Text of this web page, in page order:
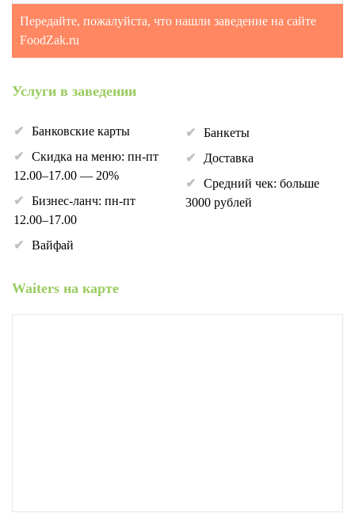
Передайте, пожалуйста, что нашли заведение на сайте
FoodZak.ru
Услуги в заведении
Банковские карты
Скидка на меню: пн-пт
12.00–17.00 — 20%
Бизнес-ланч: пн-пт
12.00–17.00
Вайфай
Банкеты
Доставка
Средний чек: больше
3000 рублей
Waiters на карте